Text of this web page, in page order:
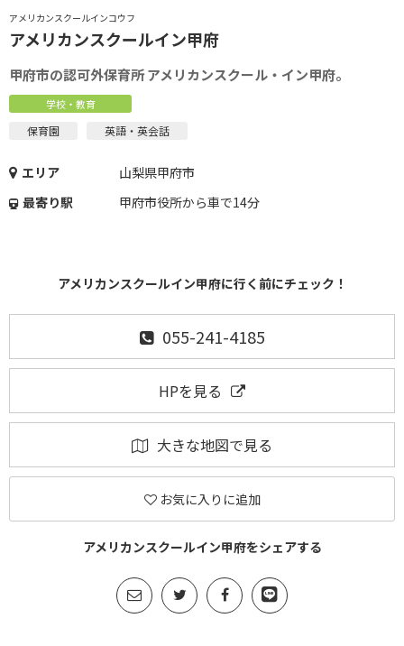
アメリカンスクールインコウフ
アメリカンスクールイン甲府
甲府市の認可外保育所 アメリカンスクール・イン甲府。
学校・教育
保育園 英語・英会話
エリア
山梨県甲府市
最寄り駅
甲府市役所から車で14分
アメリカンスクールイン甲府に行く前にチェック！
055-241-4185
HPを見る
大きな地図で見る
お気に入りに追加
アメリカンスクールイン甲府をシェアする